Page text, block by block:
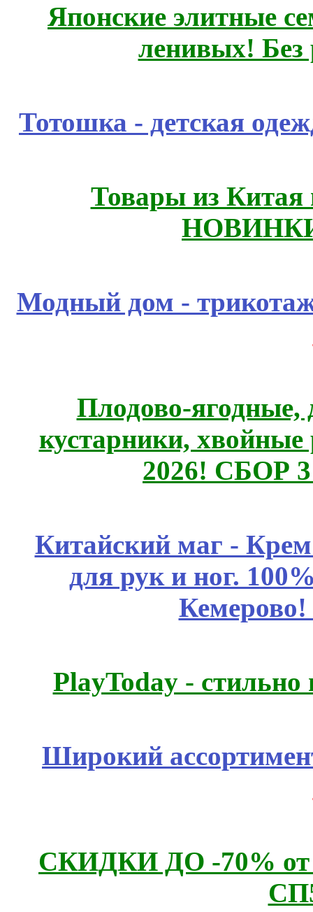
Японские элитные
ленивых!
Тотошка - детская
Товары из Китая
Модный дом -
Плодово-ягодные,
кустарники,
2026! СБОР
Китайский маг -
для рук и ног.
PlayToday -
Широкий
СКИДКИ ДО -70%